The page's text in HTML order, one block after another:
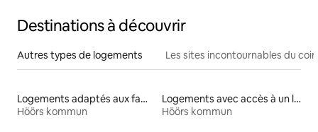
Destinations à découvrir
Autres types de logements Les sites incontournables du coin
Logements adaptés aux familles à louer
Höörs kommun
Logements avec accès à un lac
Höörs kommun